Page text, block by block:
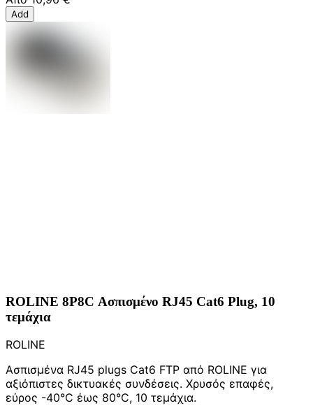
Add
ROLINE 8P8C Ασπισμένο RJ45 Cat6 Plug, 10
τεμάχια
ROLINE
Ασπισμένα RJ45 plugs Cat6 FTP από ROLINE για
αξιόπιστες δικτυακές συνδέσεις. Χρυσός επαφές,
εύρος -40°C έως 80°C, 10 τεμάχια.